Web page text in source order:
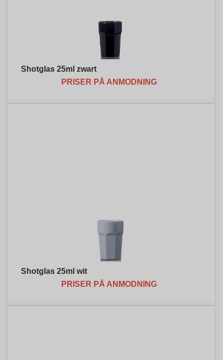
Shotglas 25ml zwart
PRISER PÅ ANMODNING
Shotglas 25ml wit
PRISER PÅ ANMODNING